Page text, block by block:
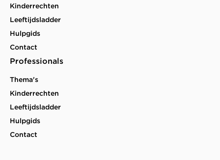
Kinderrechten
Leeftijdsladder
Hulpgids
Contact
Professionals
Thema's
Kinderrechten
Leeftijdsladder
Hulpgids
Contact